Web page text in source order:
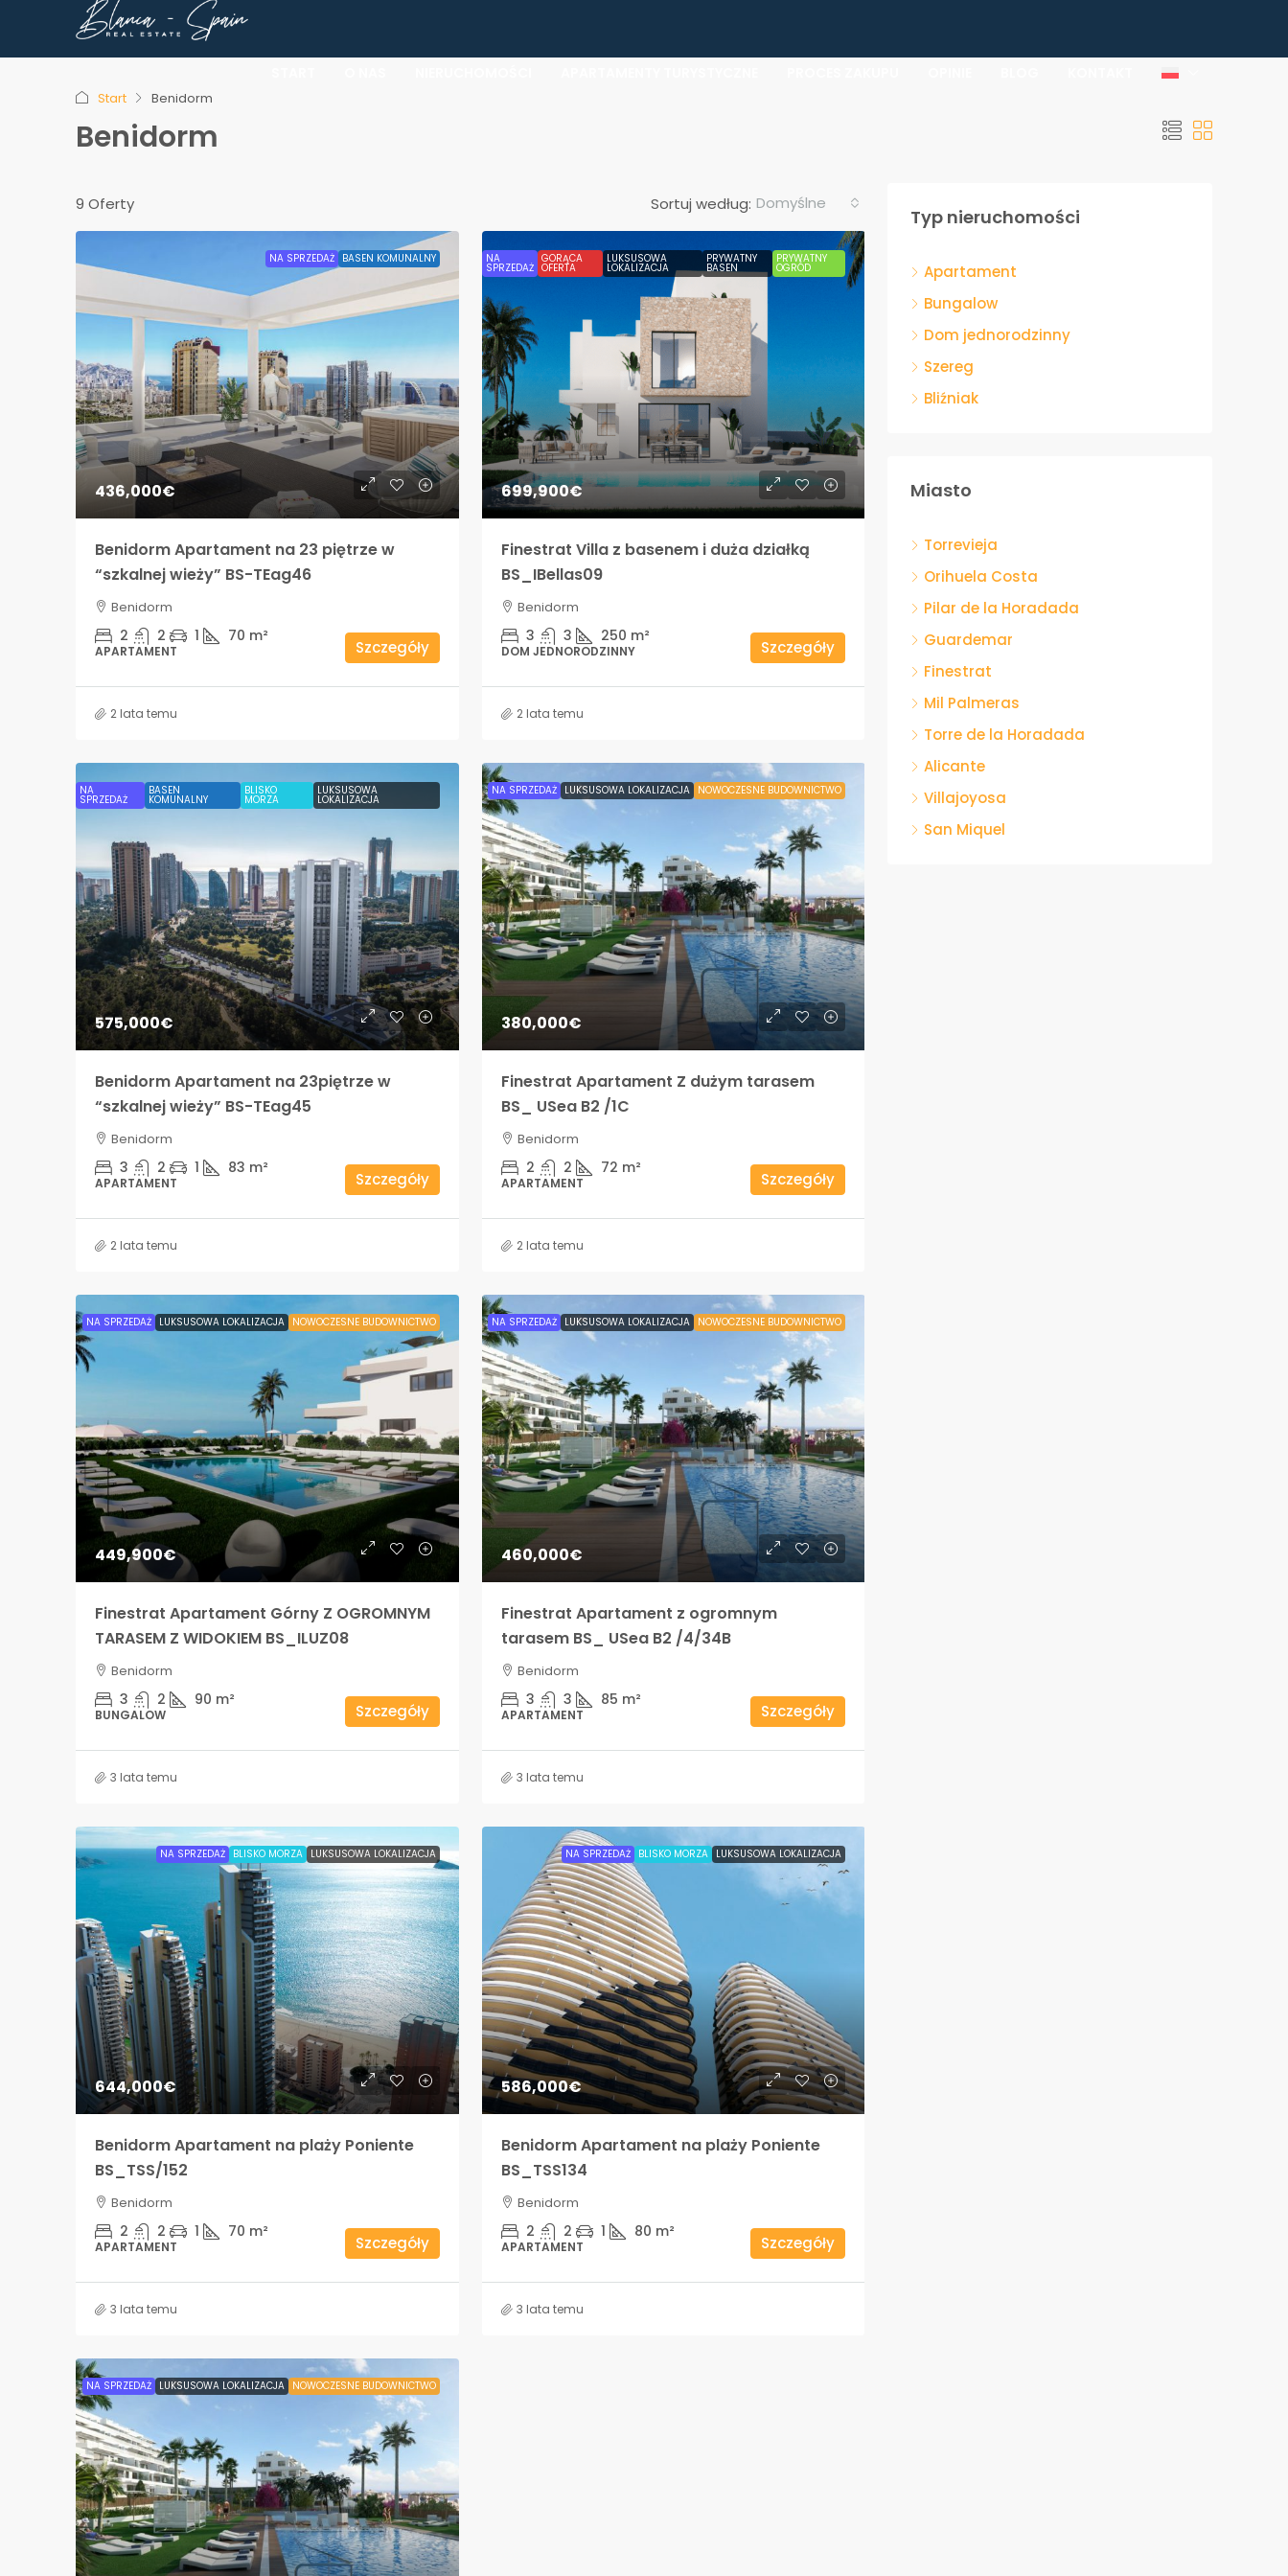
Start Benidorm
Benidorm
9 Oferty Sortuj według: Domyślne
NA SPRZEDAŻ BASEN KOMUNALNY
436,000€
Benidorm Apartament na 23 piętrze w
“szkalnej wieży” BS-TEag46
Benidorm
2 2 1 70 m²
APARTAMENT Szczegóły
2 lata temu
NA
SPRZEDAŻ
GORĄCA
OFERTA
LUKSUSOWA
LOKALIZACJA
PRYWATNY
BASEN
PRYWATNY
OGRÓD
699,900€
Finestrat Villa z basenem i duża działką
BS_IBellas09
Benidorm
3 3 250 m²
DOM JEDNORODZINNY Szczegóły
2 lata temu
NA
SPRZEDAŻ
BASEN
KOMUNALNY
BLISKO
MORZA
LUKSUSOWA
LOKALIZACJA
575,000€
Benidorm Apartament na 23piętrze w
“szkalnej wieży” BS-TEag45
Benidorm
3 2 1 83 m²
APARTAMENT Szczegóły
2 lata temu
NA SPRZEDAŻ LUKSUSOWA LOKALIZACJA NOWOCZESNE BUDOWNICTWO
380,000€
Finestrat Apartament Z dużym tarasem
BS_ USea B2 /1C
Benidorm
2 2 72 m²
APARTAMENT Szczegóły
2 lata temu
NA SPRZEDAŻ LUKSUSOWA LOKALIZACJA NOWOCZESNE BUDOWNICTWO
449,900€
Finestrat Apartament Górny Z OGROMNYM
TARASEM Z WIDOKIEM BS_ILUZ08
Benidorm
3 2 90 m²
BUNGALOW Szczegóły
3 lata temu
NA SPRZEDAŻ LUKSUSOWA LOKALIZACJA NOWOCZESNE BUDOWNICTWO
460,000€
Finestrat Apartament z ogromnym
tarasem BS_ USea B2 /4/34B
Benidorm
3 3 85 m²
APARTAMENT Szczegóły
3 lata temu
NA SPRZEDAŻ BLISKO MORZA LUKSUSOWA LOKALIZACJA
644,000€
Benidorm Apartament na plaży Poniente
BS_TSS/152
Benidorm
2 2 1 70 m²
APARTAMENT Szczegóły
3 lata temu
NA SPRZEDAŻ BLISKO MORZA LUKSUSOWA LOKALIZACJA
586,000€
Benidorm Apartament na plaży Poniente
BS_TSS134
Benidorm
2 2 1 80 m²
APARTAMENT Szczegóły
3 lata temu
NA SPRZEDAŻ LUKSUSOWA LOKALIZACJA NOWOCZESNE BUDOWNICTWO
Typ nieruchomości
Apartament
Bungalow
Dom jednorodzinny
Szereg
Bliźniak
Miasto
Torrevieja
Orihuela Costa
Pilar de la Horadada
Guardemar
Finestrat
Mil Palmeras
Torre de la Horadada
Alicante
Villajoyosa
San Miquel